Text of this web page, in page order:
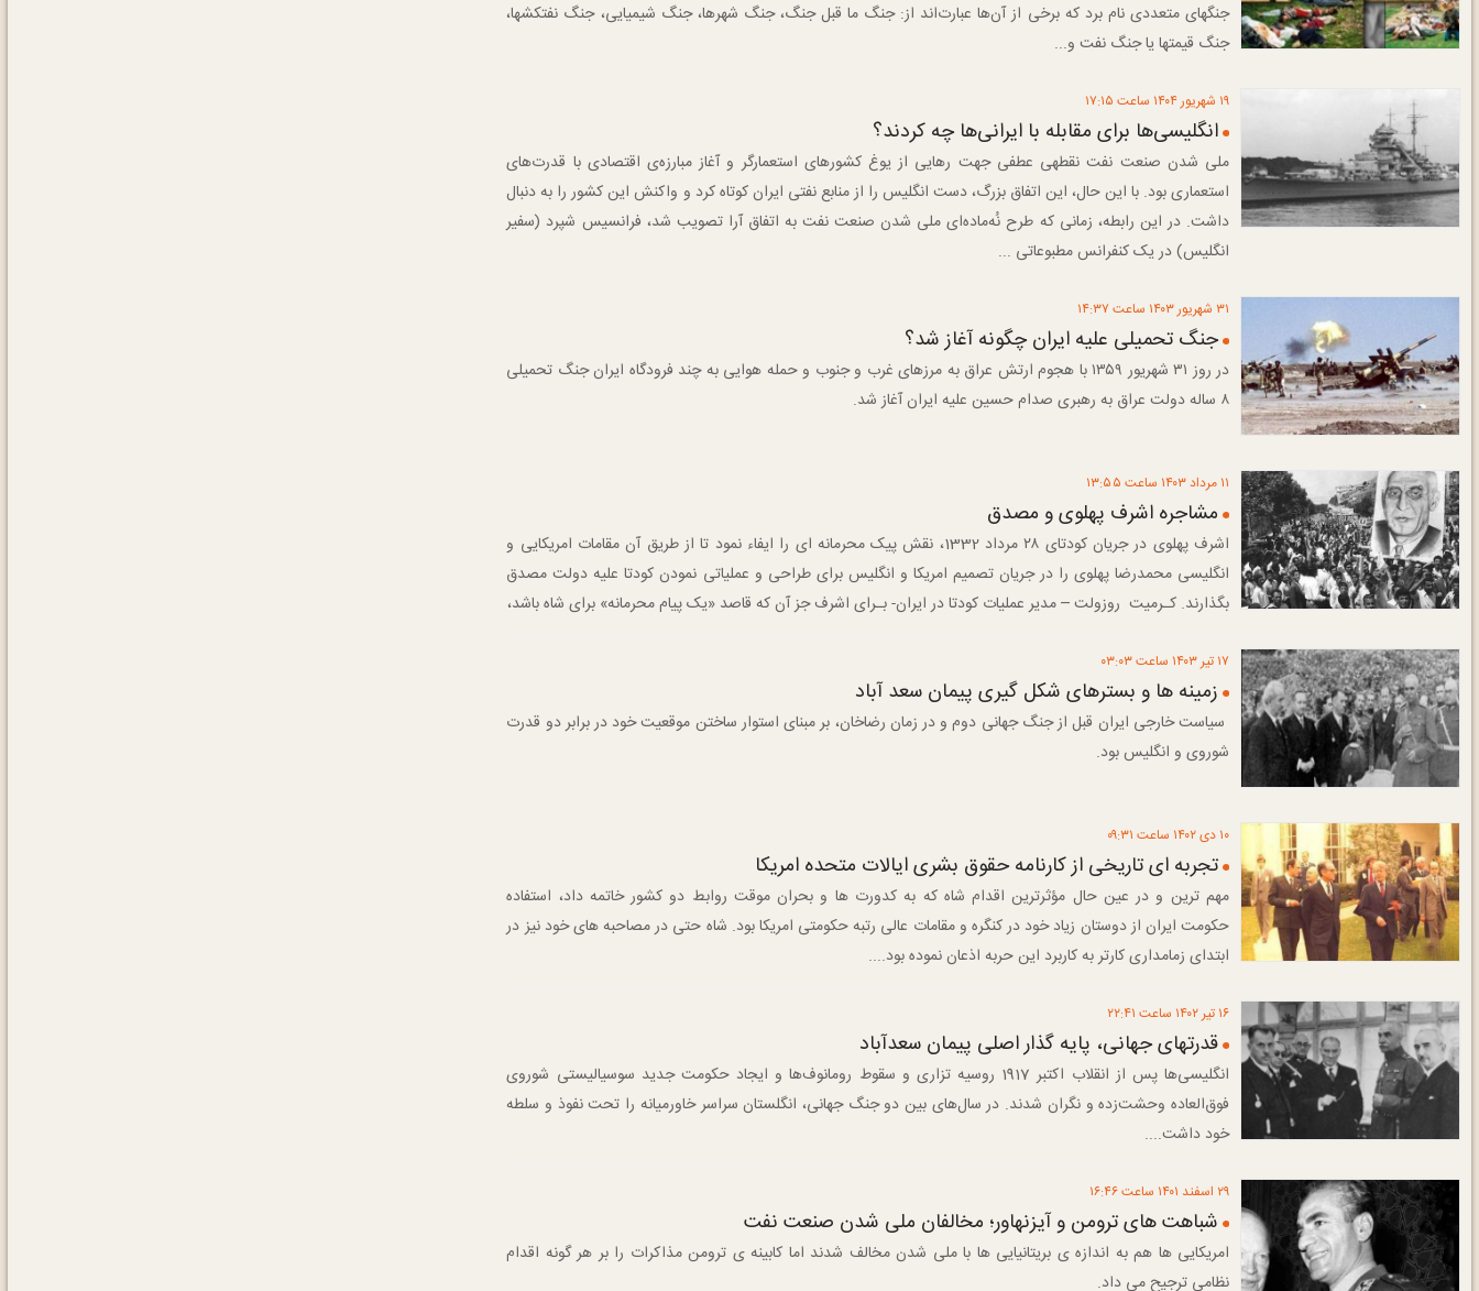
جنگ‏های متعددی نام برد که برخی از آن‌ها عبارت‌اند از: جنگ ما قبل جنگ، جنگ شهرها، جنگ شیمیایی، جنگ نفتکش‏ها،
جنگ قیمت‏ها یا جنگ نفت و...
۱۹ شهريور ۱۴۰۴ ساعت ۱۷:۱۵
انگلیسی‌ها برای مقابله با ایرانی‌ها چه کردند؟
ملی­ شدن صنعت نفت نقطه­ی عطفی جهت رهایی از یوغ کشورهای استعمارگر و آغاز مبارزه‌ی اقتصادی با قدرت‌های
استعماری بود. با این حال، این اتفاق بزرگ، دست انگلیس را از منابع نفتی ایران کوتاه کرد و واکنش این کشور را به دنبال
داشت. در این رابطه، زمانی که طرح نُه‌ماده‌‌ای ملی شدن صنعت نفت به اتفاق آرا تصویب شد، فرانسیس شپرد (سفیر
انگلیس) در یک کنفرانس مطبوعاتی ...
۳۱ شهريور ۱۴۰۳ ساعت ۱۴:۳۷
جنگ تحمیلی علیه ایران چگونه آغاز شد؟
در روز ۳۱ شهریور ۱۳۵۹ با هجوم ارتش عراق به مرزهای غرب و جنوب و حمله هوایی به چند فرودگاه ایران جنگ تحمیلی
۸ ساله دولت عراق به رهبری صدام حسین علیه ایران آغاز شد.
۱۱ مرداد ۱۴۰۳ ساعت ۱۳:۵۵
مشاجره اشرف پهلوی و مصدق
اشرف پهلوی در جریان کودتای ٢٨ مرداد 1332، نقش پیک محرمانه ای را ایفاء نمود تا از طریق آن مقامات امریکایی و
انگلیسی محمدرضا پهلوی را در جریان تصمیم امریکا و انگلیس برای طراحی و عملیاتی نمودن کودتا علیه دولت مصدق
بگذارند. کـرمیت ‌ ‌روزولت – مدیر عملیات کودتا در ایران- بـرای اشرف جز آن‌ که‌ قاصد‌ «یک پیام محرمانه» برای شاه باشد،
۱۷ تير ۱۴۰۳ ساعت ۰۳:۰۳
زمینه ها و بسترهای شکل گیری پیمان سعد آباد
سیاست خارجی ایران قبل از جنگ جهانی دوم و در زمان رضاخان، بر مبنای استوار ساختن موقعیت خود در برابر دو قدرت
شوروی و انگلیس بود.
۱۰ دی ۱۴۰۲ ساعت ۰۹:۳۱
تجربه ای تاریخی از کارنامه حقوق بشری ایالات متحده امریکا
مهم ترین و در عین حال مؤثرترین اقدام شاه که به کدورت ها و بحران موقت روابط دو کشور خاتمه داد، استفاده
حکومت ایران از دوستان زیاد خود در کنگره و مقامات عالی رتبه حکومتی امریکا بود. شاه حتی در مصاحبه های خود نیز در
ابتدای زمامداری کارتر به کاربرد این حربه اذعان نموده بود....
۱۶ تير ۱۴۰۲ ساعت ۲۲:۴۱
قدرتهای جهانی، پایه گذار اصلی پیمان سعدآباد
انگلیسی‌ها پس از انقلاب اکتبر 1917 ‌روسیه تزاری و سقوط رومانوف‌ها و ایجاد حکومت جدید سوسیالیستی شوروی
فوق‌العاده وحشت‌زده و نگران شدند. در سال‌های بین دو جنگ جهانی، انگلستان سراسر خاورمیانه را تحت نفوذ و سلطه
خود داشت....
۲۹ اسفند ۱۴۰۱ ساعت ۱۶:۴۶
شباهت های ترومن و آیزنهاور؛ مخالفان ملی شدن صنعت نفت
امریکایی ها هم به اندازه ی بریتانیایی ها با ملی شدن مخالف شدند اما کابینه ی ترومن مذاکرات را بر هر گونه اقدام
نظامی ترجیح می داد.